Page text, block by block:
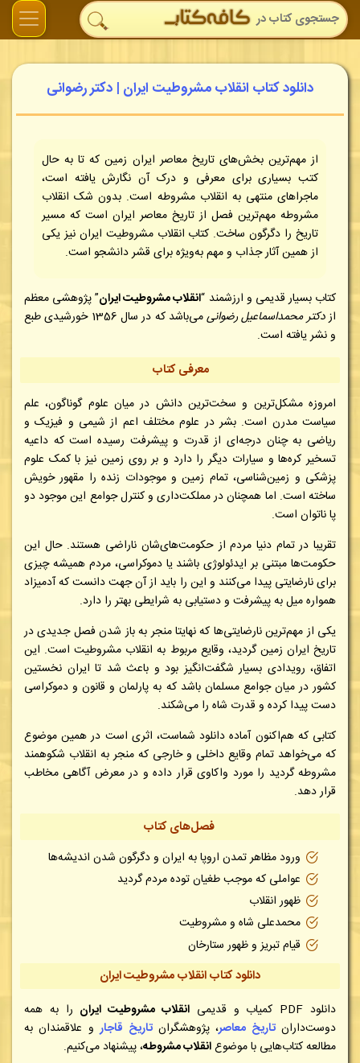
دانلود کتاب انقلاب مشروطیت ایران | دکتر رضوانی
از مهم‌ترین بخش‌های تاریخ معاصر ایران زمین که تا به حال
کتب بسیاری برای معرفی و درک آن نگارش یافته است،
ماجراهای منتهی به انقلاب مشروطه است. بدون شک انقلاب
مشروطه مهم‌ترین فصل از تاریخ معاصر ایران است که مسیر
تاریخ را دگرگون ساخت. کتاب انقلاب مشروطیت ایران نیز یکی
از همین آثار جذاب و مهم به‌ویژه برای قشر دانشجو است.
کتاب بسیار قدیمی و ارزشمند “انقلاب مشروطیت ایران” پژوهشی معظم
ازدکتر محمداسماعیل رضوانی
می‌باشد که در سال 1356 خورشیدی طبع
و نشر یافته است.
معرفی کتاب
امروزه مشکل‌ترین و سخت‌ترین دانش در میان علوم گوناگون، علم
سیاست مدرن است. بشر در علوم مختلف اعم از شیمی و فیزیک و
ریاضی به چنان درجه‌ای از قدرت و پیشرفت رسیده است که داعیه
تسخیر کره‌ها و سیارات دیگر را دارد و بر روی زمین نیز با کمک علوم
پزشکی و زمین‌شناسی، تمام زمین و موجودات زنده را مقهور خویش
ساخته است. اما همچنان در مملکت‌داری و کنترل جوامع این موجود دو
پا ناتوان است.
تقریبا در تمام دنیا مردم از حکومت‌های‌شان ناراضی هستند. حال این
حکومت‌ها مبتنی بر ایدئولوژی باشند یا دموکراسی، مردم همیشه چیزی
برای نارضایتی پیدا می‌کنند و این را باید از آن جهت دانست که آدمیزاد
همواره میل به پیشرفت و دستیابی به شرایطی بهتر را دارد.
یکی از مهم‌ترین نارضایتی‌ها که نهایتا منجر به باز شدن فصل جدیدی در
تاریخ ایران زمین گردید، وقایع مربوط به انقلاب مشروطیت است. این
اتفاق، رویدادی بسیار شگفت‌انگیز بود و باعث شد تا ایران نخستین
کشور در میان جوامع مسلمان باشد که به پارلمان و قانون و دموکراسی
دست پیدا کرده و قدرت شاه را می‌شکند.
کتابی که هم‌اکنون آماده دانلود شماست، اثری است در همین موضوع
که می‌خواهد تمام وقایع داخلی و خارجی که منجر به انقلاب شکوهمند
مشروطه گردید را مورد واکاوی قرار داده و در معرض آگاهی مخاطب
قرار دهد.
فصل‌های کتاب
ورود مظاهر تمدن اروپا به ایران و دگرگون شدن اندیشه‌ها
عواملی که موجب طغیان توده مردم گردید
ظهور انقلاب
محمدعلی شاه و مشروطیت
قیام تبریز و ظهور ستارخان
دانلود کتاب انقلاب مشروطیت ایران
دانلود PDF کمیاب و قدیمی انقلاب مشروطیت ایران را به همه
دوست‌دارانتاریخ معاصر، پژوهشگرانتاریخ قاجارو علاقمندان به
مطالعه کتاب‌هایی با موضوعانقلاب مشروطه، پیشنهاد می‌کنیم.